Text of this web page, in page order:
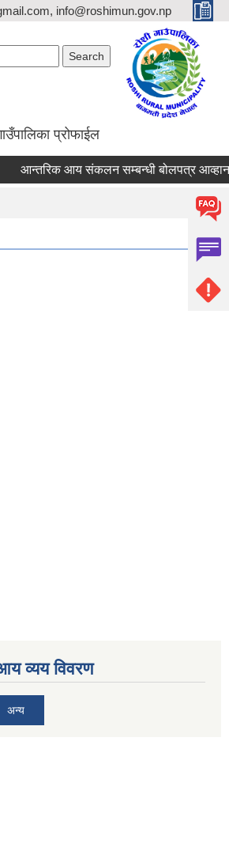
info@roshimun.gov.np
प्रोफाईल
आन्तरिक आय संकलन सम्बन्धी बोलपत्र
व्यय विवरण
अन्य